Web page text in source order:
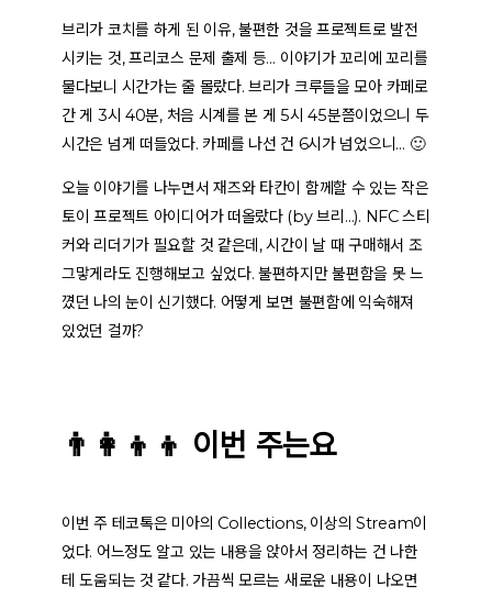
브리가 코치를 하게 된 이유, 불편한 것을 프로젝트로 발전
시키는 것, 프리코스 문제 출제 등… 이야기가 꼬리에 꼬리를
물다보니 시간가는 줄 몰랐다. 브리가 크루들을 모아 카페로
간 게 3시 40분, 처음 시계를 본 게 5시 45분쯤이었으니 두
시간은 넘게 떠들었다. 카페를 나선 건 6시가 넘었으니… 🙂
오늘 이야기를 나누면서 재즈와 타칸이 함께할 수 있는 작은
토이 프로젝트 아이디어가 떠올랐다 (by 브리…). NFC 스티
커와 리더기가 필요할 것 같은데, 시간이 날 때 구매해서 조
그맣게라도 진행해보고 싶었다. 불편하지만 불편함을 못 느
꼈던 나의 눈이 신기했다. 어떻게 보면 불편함에 익숙해져
있었던 걸까?
👨‍👩‍👦‍👦 이번 주는요
이번 주 테코톡은 미아의 Collections, 이상의 Stream이
었다. 어느정도 알고 있는 내용을 앉아서 정리하는 건 나한
테 도움되는 것 같다. 가끔씩 모르는 새로운 내용이 나오면